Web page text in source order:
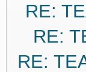
RE:
RE:
RE: